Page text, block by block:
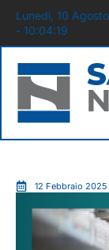
Lunedì, 10
- 10:04:20
12 Febbraio 2025